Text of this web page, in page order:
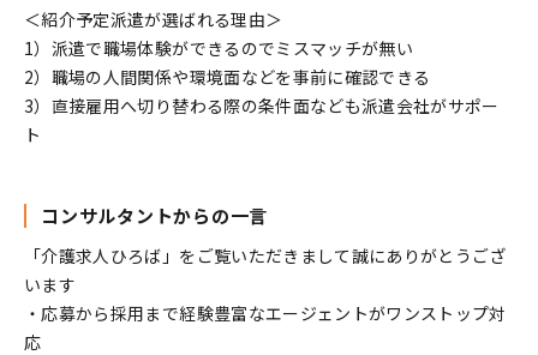
＜紹介予定派遣が選ばれる理由＞
1）派遣で職場体験ができるのでミスマッチが無い
2）職場の人間関係や環境面などを事前に確認できる
3）直接雇用へ切り替わる際の条件面なども派遣会社がサポー
ト
コンサルタントからの一言
「介護求人ひろば」をご覧いただきまして誠にありがとうござ
います
・応募から採用まで経験豊富なエージェントがワンストップ対
応